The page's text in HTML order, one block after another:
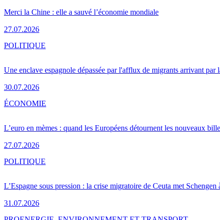
Merci la Chine : elle a sauvé l’économie mondiale
27.07.2026
Une enclave espagnole dépassée par l'afflux de migrants arrivant par
30.07.2026
POLITIQUE
L’euro en mèmes : quand les Européens détournent les nouveaux
27.07.2026
ÉCONOMIE
L’Espagne sous pression : la crise migratoire de Ceuta met Schengen
31.07.2026
POLITIQUE